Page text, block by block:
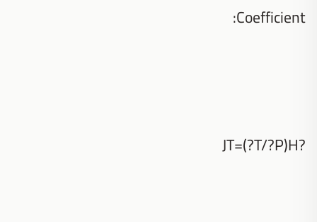
Coefficient:
?JT=(?T/?P)H